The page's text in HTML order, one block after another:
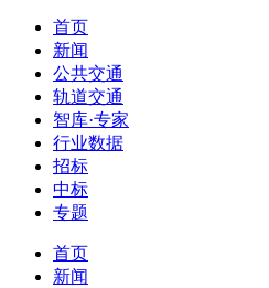
首页
新闻
公共交通
轨道交通
智库·专家
行业数据
招标
中标
专题
首页
新闻